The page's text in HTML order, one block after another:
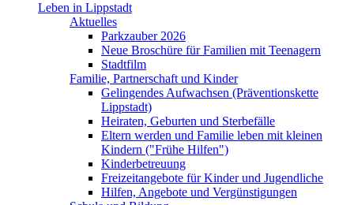
Leben in Lippstadt
Aktuelles
Parkzauber 2026
Neue Broschüre für Familien mit Teenagern
Stadtfilm
Familie, Partnerschaft und Kinder
Gelingendes Aufwachsen (Präventionskette
Lippstadt)
Heiraten, Geburten und Sterbefälle
Eltern werden und Familie leben mit kleinen
Kindern ("Frühe Hilfen")
Kinderbetreuung
Freizeitangebote für Kinder und Jugendliche
Hilfen, Angebote und Vergünstigungen